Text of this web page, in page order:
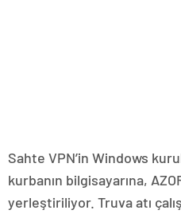
Sahte VPN’in Windows
kurbanın bilgisayarına,
yerleştiriliyor. Truva atı